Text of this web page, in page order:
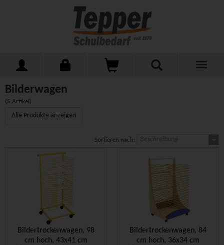
Toggle
Home Schulmöbel Wagen für Schulen Bilderwagen
Bilderwagen
(5 Artikel)
Alle Produkte anzeigen
Sortieren nach:
Bildertrockenwagen, 98
cm hoch, 43x41 cm
Bildertrockenwagen, 84
cm hoch, 36x34 cm